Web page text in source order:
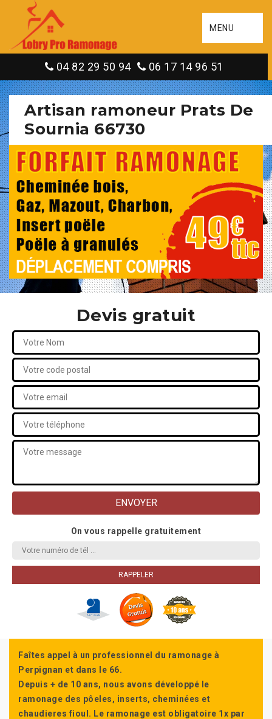
MENU
04 82 29 50 94 06 17 14 96 51
Artisan ramoneur Prats De
Sournia 66730
Devis gratuit
On vous rappelle gratuitement
Faîtes appel à un professionnel du ramonage à
Perpignan et dans le 66.
Depuis + de 10 ans, nous avons développé le
ramonage des pôeles, inserts, cheminées et
chaudieres fioul. Le ramonage est obligatoire 1x par